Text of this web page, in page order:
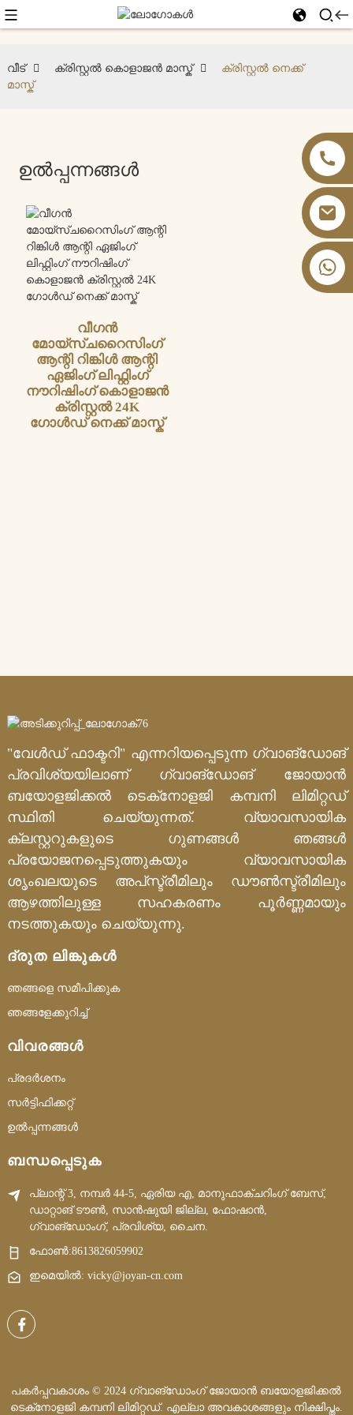
വീട് ക്രിസ്റ്റൽ കൊളാജൻ മാസ്ക്
ക്രിസ്റ്റൽ നെക്ക്
മാസ്ക്
ഉൽപ്പന്നങ്ങൾ
വീഗൻ
മോയ്‌സ്ചറൈസിംഗ്
ആന്റി റിങ്കിൾ ആന്റി
ഏജിംഗ് ലിഫ്റ്റിംഗ്
നൗറിഷിംഗ് കൊളാജൻ
ക്രിസ്റ്റൽ 24K
ഗോൾഡ് നെക്ക് മാസ്ക്
"വേൾഡ് ഫാക്ടറി" എന്നറിയപ്പെടുന്ന ഗ്വാങ്‌ഡോങ്
പ്രവിശ്യയിലാണ് ഗ്വാങ്‌ഡോങ് ജോയാൻ
ബയോളജിക്കൽ ടെക്‌നോളജി കമ്പനി ലിമിറ്റഡ്
സ്ഥിതി ചെയ്യുന്നത്. വ്യാവസായിക
ക്ലസ്റ്ററുകളുടെ ഗുണങ്ങൾ ഞങ്ങൾ
പ്രയോജനപ്പെടുത്തുകയും വ്യാവസായിക
ശൃംഖലയുടെ അപ്‌സ്ട്രീമിലും ഡൗൺസ്ട്രീമിലും
ആഴത്തിലുള്ള സഹകരണം പൂർണ്ണമായും
നടത്തുകയും ചെയ്യുന്നു.
ദ്രുത ലിങ്കുകൾ
ഞങ്ങളെ സമീപിക്കുക
ഞങ്ങളേക്കുറിച്ച്
വിവരങ്ങൾ
പ്രദർശനം
സർട്ടിഫിക്കറ്റ്
ഉൽപ്പന്നങ്ങൾ
ബന്ധപ്പെടുക
പ്ലാന്റ് 3, നമ്പർ 44-5, ഏരിയ എ, മാനുഫാക്ചറിംഗ് ബേസ്,
ഡാറ്റാങ് ടൗൺ, സാൻഷുയി ജില്ല, ഫോഷാൻ,
ഗ്വാങ്‌ഡോംഗ്, പ്രവിശ്യ, ചൈന.
ഫോൺ:8613826059902
ഇമെയിൽ: vicky@joyan-cn.com
പകർപ്പവകാശം © 2024 ഗ്വാങ്‌ഡോംഗ് ജോയാൻ ബയോളജിക്കൽ
ടെക്‌നോളജി കമ്പനി ലിമിറ്റഡ്. എല്ലാ അവകാശങ്ങളും നിക്ഷിപ്തം.